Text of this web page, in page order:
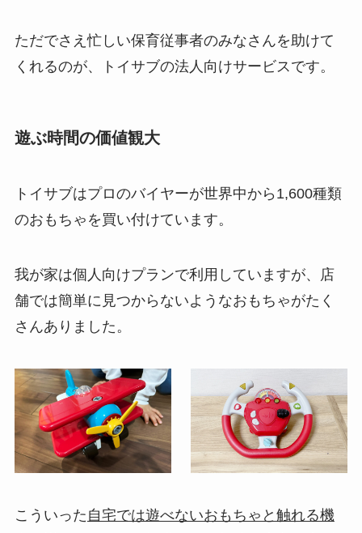
ただでさえ忙しい保育従事者のみなさんを助けて
くれるのが、トイサブの法人向けサービスです。
遊ぶ時間の価値観大
トイサブはプロのバイヤーが世界中から1,600種類
のおもちゃを買い付けています。
我が家は個人向けプランで利用していますが、店
舗では簡単に見つからないようなおもちゃがたく
さんありました。
こういった 自宅では遊べないおもちゃと触れる機